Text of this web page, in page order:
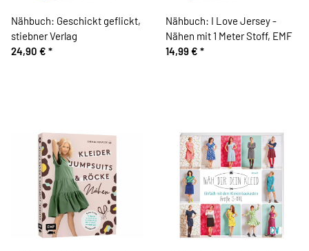
Nähbuch: Geschickt geflickt,
stiebner Verlag
24,90 € *
Nähbuch: I Love Jersey -
Nähen mit 1 Meter Stoff, EMF
14,99 € *